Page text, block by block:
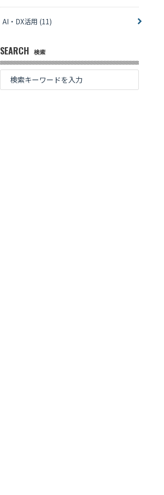
AI・DX活用 (11)
SEARCH 検索